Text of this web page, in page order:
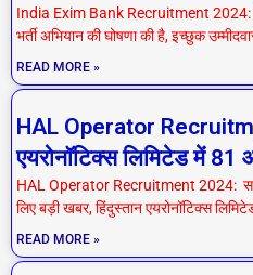
India Exim Bank Recruitment 2024:
भर्ती अभियान की घोषणा की है, इच्छुक
READ MORE »
HAL Operator
एयरोनॉटिक्स लिमिटेड में 81
HAL Operator Recruitment 2024:
लिए बड़ी खबर, हिंदुस्तान एयरोनॉटिक्स
READ MORE »